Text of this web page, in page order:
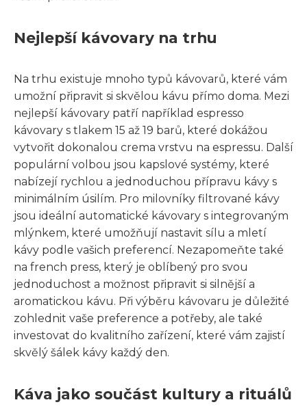
Nejlepší kávovary na trhu
Na trhu existuje mnoho typů kávovarů, které vám
umožní připravit si skvělou kávu přímo doma. Mezi
nejlepší kávovary patří například espresso
kávovary s tlakem 15 až 19 barů, které dokážou
vytvořit dokonalou crema vrstvu na espressu. Další
populární volbou jsou kapslové systémy, které
nabízejí rychlou a jednoduchou přípravu kávy s
minimálním úsilím. Pro milovníky filtrované kávy
jsou ideální automatické kávovary s integrovaným
mlýnkem, které umožňují nastavit sílu a mletí
kávy podle vašich preferencí. Nezapomeňte také
na french press, který je oblíbený pro svou
jednoduchost a možnost připravit si silnější a
aromatickou kávu. Při výběru kávovaru je důležité
zohlednit vaše preference a potřeby, ale také
investovat do kvalitního zařízení, které vám zajistí
skvělý šálek kávy každý den.
Káva jako součást kultury a rituálů